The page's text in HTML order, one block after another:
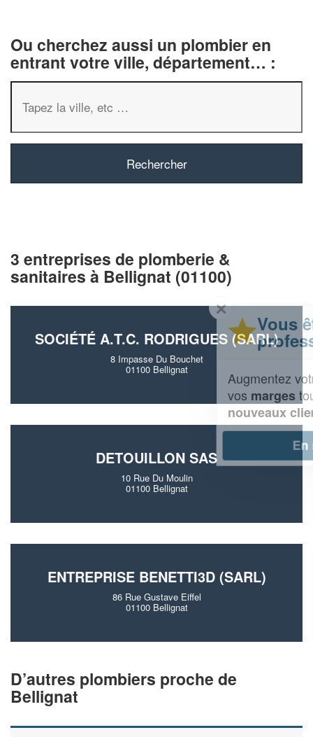
Ou cherchez aussi un plombier en
entrant votre ville, département… :
3 entreprises de plomberie &
sanitaires à Bellignat (01100)
SOCIÉTÉ A.T.C. RODRIGUES (SARL)
8 Impasse Du Bouchet
01100 Bellignat
DETOUILLON SAS
10 Rue Du Moulin
01100 Bellignat
ENTREPRISE BENETTI3D (SARL)
86 Rue Gustave Eiffel
01100 Bellignat
D’autres plombiers proche de
Bellignat
✕
Vous êtes un
professionnel ?
Augmentez votrechiffre d'affaireset
tout en gagnant de